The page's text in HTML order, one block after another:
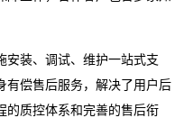
装、调试、维护一站式支
有偿售后服务，解决了用户后
的质控体系和完善的售后衔